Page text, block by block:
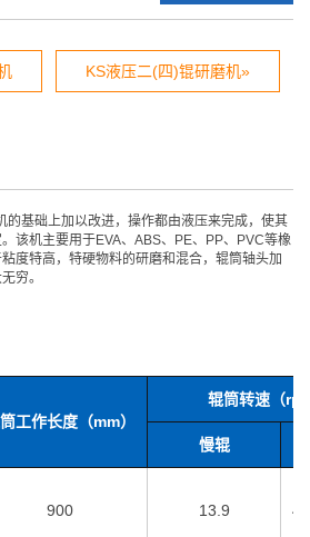
KS液压二(四)锟研磨机»
的基础上加以改进，操作都由液压来完成，使其
该机主要用于EVA、ABS、PE、PP、PVC等橡
度特高，特硬物料的研磨和混合，辊筒轴头加
穷。
工作长度（mm）
辊筒转速（
慢辊
900 13.9